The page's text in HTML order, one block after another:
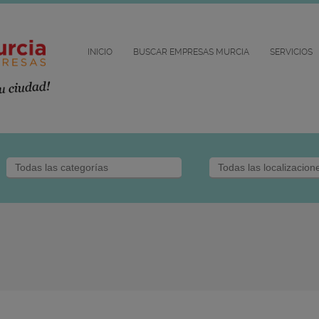
INICIO BUSCAR EMPRESAS MURCIA SERVICIOS